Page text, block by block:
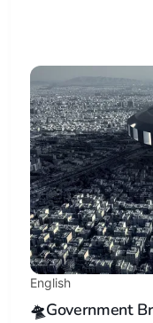
English
🛸Government